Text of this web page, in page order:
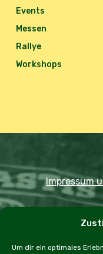
Um dir ein optimales
Events
Messen
Rallye
Workshops
Impressum
Home